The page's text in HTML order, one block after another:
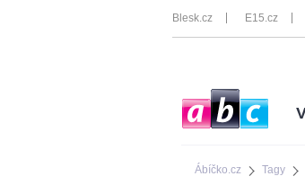
Blesk.cz E15.cz
Ábíčko.cz Tagy